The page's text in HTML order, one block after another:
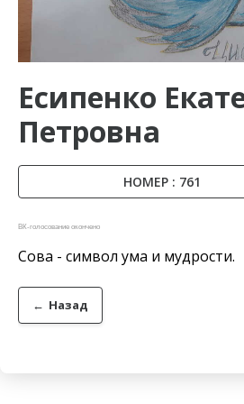
Есипенко
Петровна
НОМЕР : 761
ВК-голосование окончено
Сова - символ ума и мудрости.
← Назад